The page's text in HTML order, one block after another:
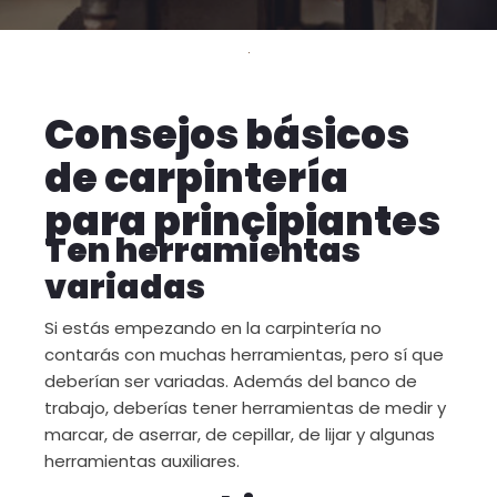
Consejos básicos
de carpintería
para principiantes
Ten herramientas
variadas
Si estás empezando en la carpintería no
contarás con muchas herramientas, pero sí que
deberían ser variadas. Además del banco de
trabajo, deberías tener herramientas de medir y
marcar, de aserrar, de cepillar, de lijar y algunas
herramientas auxiliares.